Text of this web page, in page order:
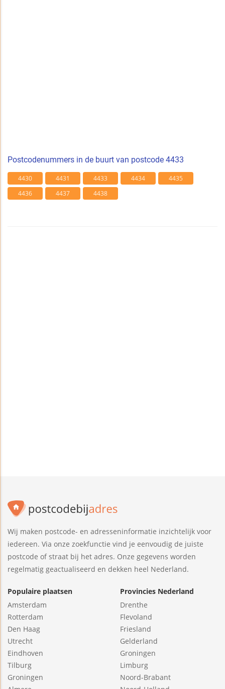
Postcodenummers in de buurt van postcode 4433
4430 4431 4433 4434
4435
4436
4437 4438
Wij maken postcode- en adresseninformatie inzichtelijk voor
iedereen. Via onze zoekfunctie vind je eenvoudig de juiste
postcode of straat bij het adres. Onze gegevens worden
regelmatig geactualiseerd en dekken heel Nederland.
Populaire plaatsen
Amsterdam
Rotterdam
Den Haag
Utrecht
Eindhoven
Tilburg
Groningen
Provincies Nederland
Drenthe
Flevoland
Friesland
Gelderland
Groningen
Limburg
Noord-Brabant